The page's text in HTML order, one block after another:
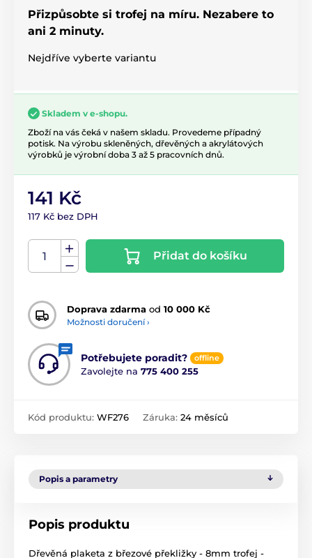
Přizpůsobte si trofej na míru. Nezabere to
ani 2 minuty.
Nejdříve vyberte variantu
Skladem v e-shopu.
Zboží na vás čeká v našem skladu. Provedeme případný
potisk. Na výrobu skleněných, dřevěných a akrylátových
výrobků je výrobní doba 3 až 5 pracovních dnů.
141 Kč
117 Kč bez DPH
Přidat do košíku
Doprava zdarma od 10 000 Kč
Možnosti doručení ›
Potřebujete poradit? offline
Zavolejte na 775 400 255
Kód produktu: WF276 Záruka: 24 měsíců
Popis a parametry
Popis produktu
Dřevěná plaketa z březové překližky - 8mm trofej -